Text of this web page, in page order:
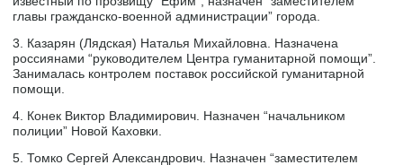
главы гражданско-военной администрации” города.
3. Казарян (Лядская) Наталья Михайловна. Назначена
россиянами “руководителем Центра гуманитарной помощи”.
Занималась контролем поставок российской гуманитарной
помощи.
4. Конек Виктор Владимирович. Назначен “начальником
полиции” Новой Каховки.
5. Томко Сергей Александрович. Назначен “заместителем